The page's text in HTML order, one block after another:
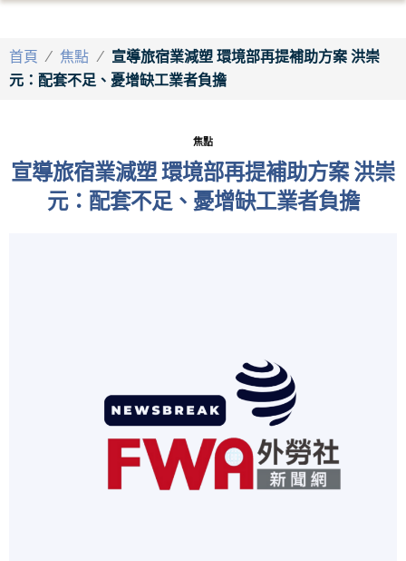
首頁 / 焦點 / 宣導旅宿業減塑 環境部再提補助方案 洪崇
元：配套不足、憂增缺工業者負擔
焦點
宣導旅宿業減塑 環境部再提補助方案 洪崇
元：配套不足、憂增缺工業者負擔